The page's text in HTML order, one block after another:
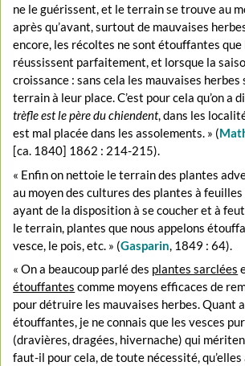
ne le guérissent, et le terrain se trouve au
après qu’avant, surtout de mauvaises
encore, les récoltes ne sont étouffantes que
réussissent parfaitement, et lorsque la
croissance : sans cela les mauvaises herbes
terrain à leur place. C’est pour cela qu’on a
trèfle est le père du chiendent, dans les
est mal placée dans les assolements. » (
[ca. 1840] 1862 : 214-215).
« Enfin on nettoie le terrain des plantes
au moyen des cultures des plantes à
ayant de la disposition à se coucher et à
le terrain, plantes que nous appelons
vesce, le pois, etc. » (Gasparin, 1849 : 64).
« On a beaucoup parlé des plantes sarclées
étouffantes comme moyens efficaces de
pour détruire les mauvaises herbes. Quant
étouffantes, je ne connais que les vesces
(dravières, dragées, hivernache) qui
faut-il pour cela, de toute nécessité,